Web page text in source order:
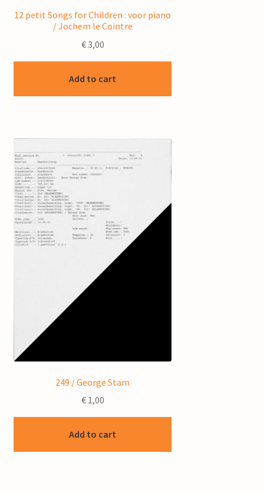
12 petit Songs for Children : voor piano
/ Jochem le Cointre
€3,00
Add to cart
249 / George Stam
€1,00
Add to cart